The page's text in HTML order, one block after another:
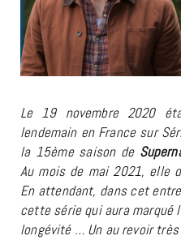
Le 19 novembre 2020
lendemain en France sur
la 15ème saison de
Au mois de mai 2021, elle
En attendant, dans cet
cette série qui aura
longévité … Un au revoir